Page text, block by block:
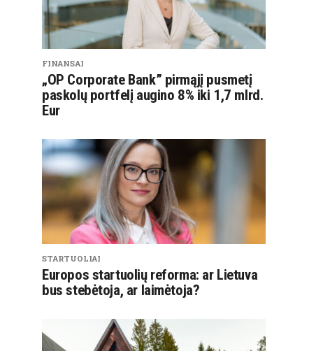
FINANSAI
„OP Corporate Bank” pirmąjį pusmetį
paskolų portfelį augino 8% iki 1,7 mlrd.
Eur
STARTUOLIAI
Europos startuolių reforma: ar Lietuva
bus stebėtoja, ar laimėtoja?